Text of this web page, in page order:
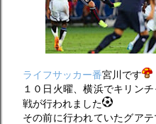
ライフサッカー番宮川です
１０日火曜、横浜でキリン
戦が行われました
その前に行われていたグア